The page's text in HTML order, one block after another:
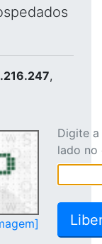
,
Digite
lado no